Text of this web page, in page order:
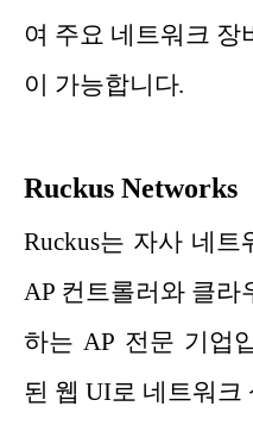
여 주요 네트워크 장
이 가능합니다.
Ruckus Networks
Ruckus는 자사 네트
AP 컨트롤러와 클라
하는 AP 전문 기업
된 웹 UI로 네트워크